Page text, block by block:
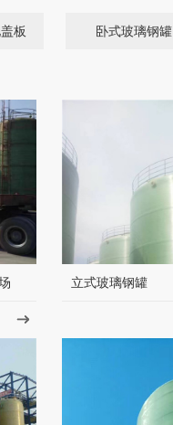
板 卧式玻璃钢罐
立式玻璃钢罐